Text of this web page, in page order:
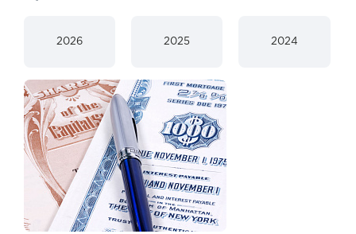
2026 2025 2024